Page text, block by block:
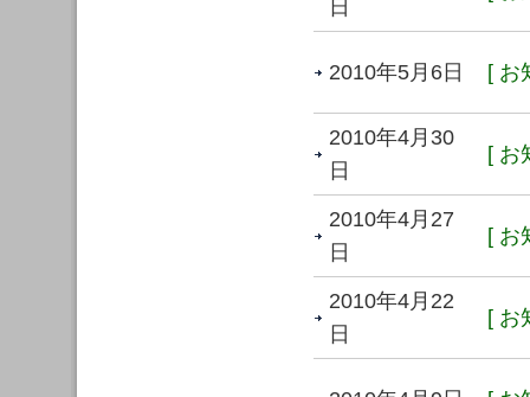
日
2010年5月6日 [ お
2010年4月30
日
[ お
2010年4月27
日
[ お
2010年4月22
日
[ お